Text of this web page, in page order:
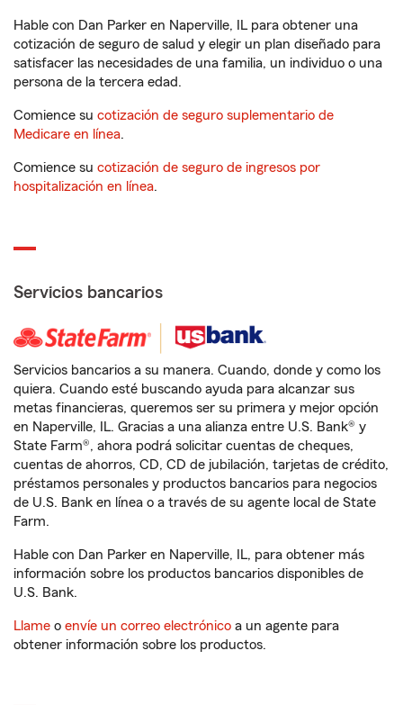
Hable con Dan Parker en Naperville, IL para obtener una
cotización de seguro de salud y elegir un plan diseñado para
satisfacer las necesidades de una familia, un individuo o una
persona de la tercera edad.
Comience su cotización de seguro suplementario de
Medicare en línea.
Comience su cotización de seguro de ingresos por
hospitalización en línea.
Servicios bancarios
Servicios bancarios a su manera. Cuando, donde y como los
quiera. Cuando esté buscando ayuda para alcanzar sus
metas financieras, queremos ser su primera y mejor opción
en Naperville, IL. Gracias a una alianza entre U.S. Bank® y
State Farm®, ahora podrá solicitar cuentas de cheques,
cuentas de ahorros, CD, CD de jubilación, tarjetas de crédito,
préstamos personales y productos bancarios para negocios
de U.S. Bank en línea o a través de su agente local de State
Farm.
Hable con Dan Parker en Naperville, IL, para obtener más
información sobre los productos bancarios disponibles de
U.S. Bank.
Llame o envíe un correo electrónico a un agente para
obtener información sobre los productos.